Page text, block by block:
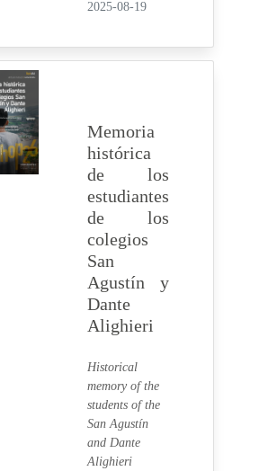
2025-08-19
Memoria
histórica
de los
estudiantes
de los
colegios
San
Agustín y
Dante
Alighieri
Historical
memory of the
students of the
San Agustín
and Dante
Alighieri